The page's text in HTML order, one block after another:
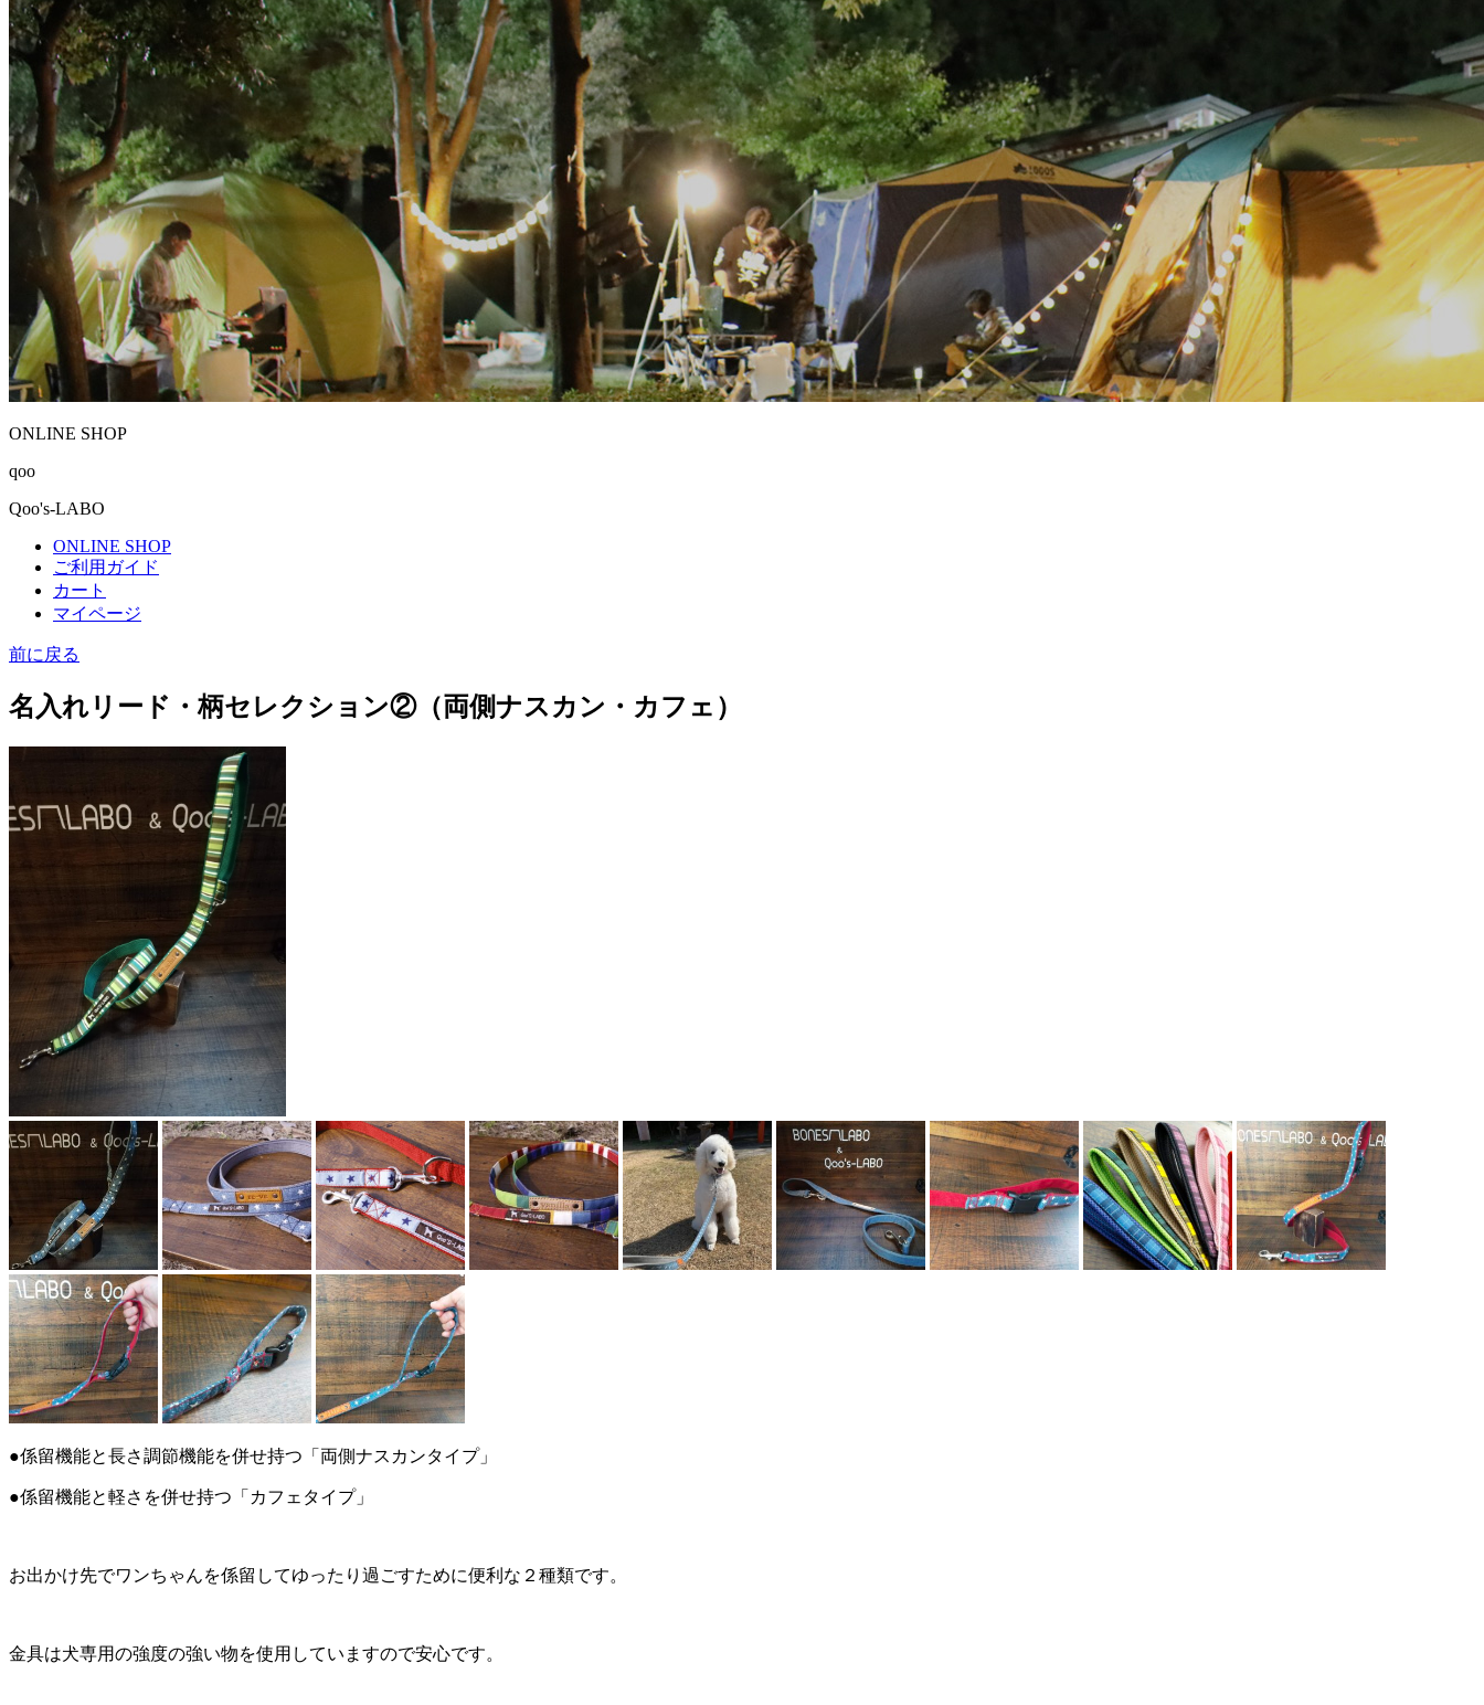
ONLINE SHOP
qoo
Qoo's-LABO
ONLINE SHOP
ご利用ガイド
カート
マイページ
前に戻る
名入れリード・柄セレクション②（両側ナスカン・カフェ）
●係留機能と長さ調節機能を併せ持つ「両側ナスカンタイプ」
●係留機能と軽さを併せ持つ「カフェタイプ」
お出かけ先でワンちゃんを係留してゆったり過ごすために便利な２種類です。
金具は犬専用の強度の強い物を使用していますので安心です。